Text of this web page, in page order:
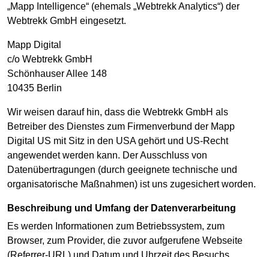
„Mapp Intelligence“ (ehemals „Webtrekk Analytics“) der
Webtrekk GmbH eingesetzt.
Mapp Digital
c/o Webtrekk GmbH
Schönhauser Allee 148
10435 Berlin
Wir weisen darauf hin, dass die Webtrekk GmbH als
Betreiber des Dienstes zum Firmenverbund der Mapp
Digital US mit Sitz in den USA gehört und US-Recht
angewendet werden kann. Der Ausschluss von
Datenübertragungen (durch geeignete technische und
organisatorische Maßnahmen) ist uns zugesichert worden.
Beschreibung und Umfang der Datenverarbeitung
Es werden Informationen zum Betriebssystem, zum
Browser, zum Provider, die zuvor aufgerufene Webseite